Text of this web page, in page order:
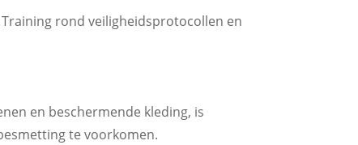
rond veiligheidsprotocollen en
en beschermende kleding, is
te voorkomen.